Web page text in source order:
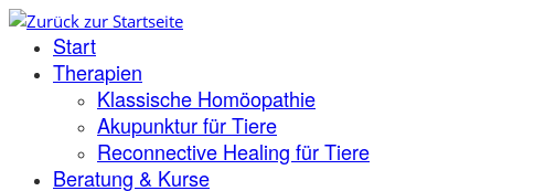
Zum
Inhalt
springen
Start
Therapien
Klassische Homöopathie
Akupunktur für Tiere
Reconnective Healing für Tiere
Beratung & Kurse